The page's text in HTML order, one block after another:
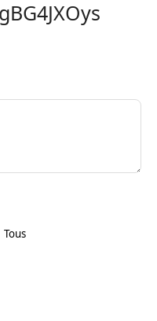
Tous